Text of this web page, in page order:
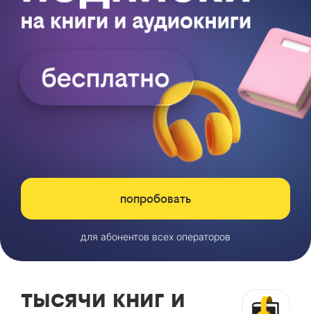
попробовать
для абонентов всех операторов
тысячи книг и